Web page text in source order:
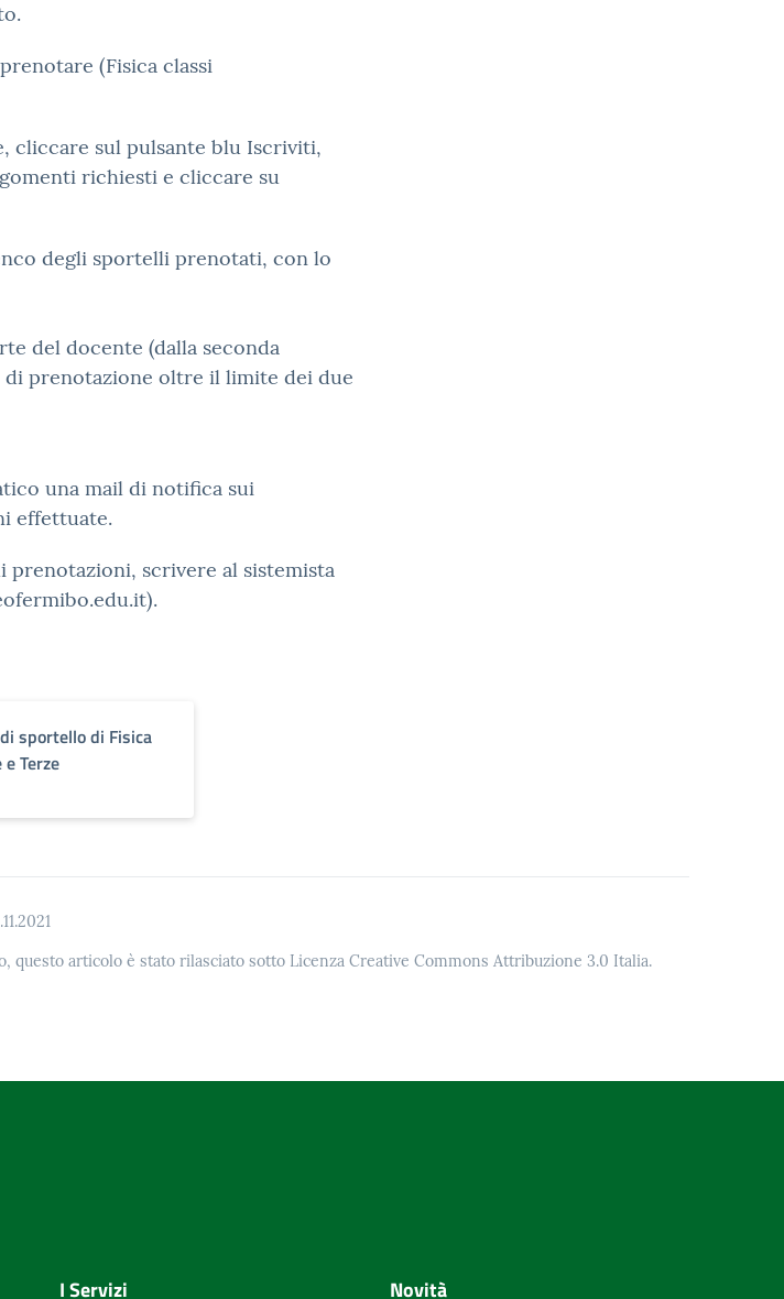
(Fisica classi
cliccare sul pulsante blu Iscriviti,
richiesti e cliccare su
degli sportelli prenotati, con lo
del docente (dalla seconda
prenotazione oltre il limite dei due
una mail di notifica sui
effettuate.
prenotazioni, scrivere al sistemista
sportello di Fisica
Terze
questo articolo è stato rilasciato sotto Licenza Creative Commons Attribuzione 3.0 Italia.
I Servizi Novità